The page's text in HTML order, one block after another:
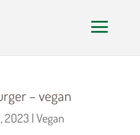
– vegan
2023 |Vegan